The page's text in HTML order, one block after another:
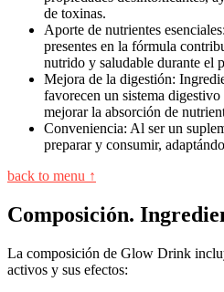
de toxinas.
Aporte de nutrientes
presentes en la fórmula
nutrido y saludable durante el
Mejora de la digestión:
favorecen un sistema
mejorar la absorción de
Conveniencia: Al ser un
preparar y consumir,
back to menu ↑
Composición.
La composición de Glow Drink
activos y sus efectos: